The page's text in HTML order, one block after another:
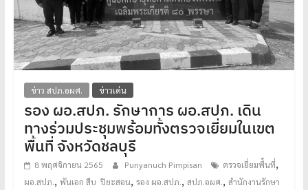
ข่าว สปภ.อผศ. ข่าวเด่น
รอง ผอ.สปภ. รักษาการ ผอ.สปภ. เดิน
ทางร่วมประชุมพร้อมทั้งตรวจเยี่ยมในเขต
พื้นที่ จังหวัดชลบุรี
8 พฤศจิกายน 2565 Punyanuch Pimpisan ตรวจเยี่ยมพื้นที่,
ผอ.สปภ., พันเอก สืบ ปิยะสอน, รอง ผอ.สปภ., สปภ.อผศ., สำนักงานรักษา